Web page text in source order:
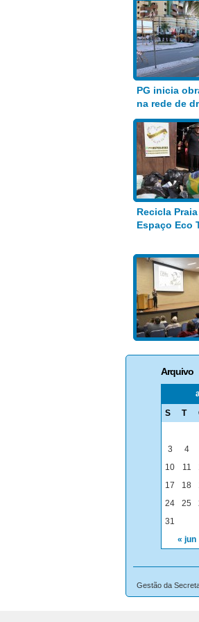
PG inicia
na rede de
Bairro
Recicla
Espaço Eco
Arquivo
S
T
« jun
3
4
10
11
17
18
24
25
31
Gestão da